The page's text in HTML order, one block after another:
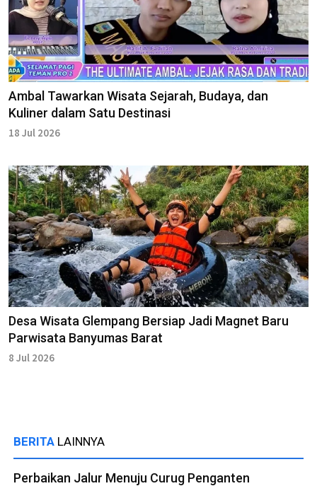
Ambal Tawarkan Wisata Sejarah, Budaya, dan
Kuliner dalam Satu Destinasi
18 Jul 2026
Desa Wisata Glempang Bersiap Jadi Magnet Baru
Parwisata Banyumas Barat
8 Jul 2026
BERITA LAINNYA
Perbaikan Jalur Menuju Curug Penganten